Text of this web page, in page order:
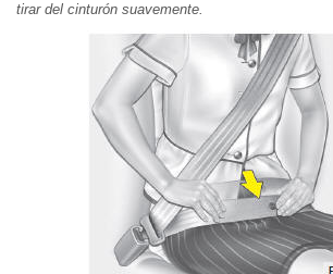
tirar del cinturón suavemente.